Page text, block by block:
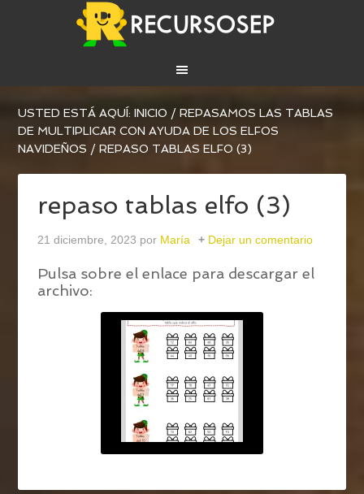
USTED ESTÁ AQUÍ:INICIO / REPASAMOS LAS TABLAS
DE MULTIPLICAR CON AYUDA DE LOS ELFOS
NAVIDEÑOS / REPASO TABLAS ELFO (3)
repaso tablas elfo (3)
21 diciembre, 2023 por María Dejar un comentario
Pulsa sobre el enlace para descargar el
archivo: